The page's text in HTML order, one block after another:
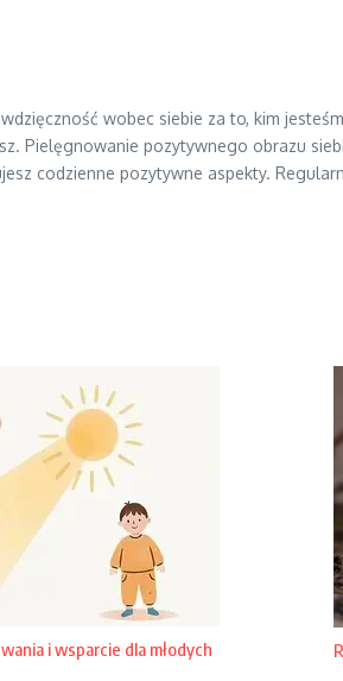
wobec siebie za to, kim
Pielęgnowanie pozytywnego obrazu
codzienne pozytywne aspekty.
i wsparcie dla młodych